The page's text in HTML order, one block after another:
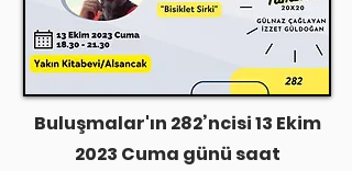
Buluşmalar'ın 282’ncisi 13 Ekim
2023 Cuma günü saat